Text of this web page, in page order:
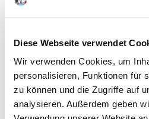
Diese Webseite verwendet
Wir verwenden Cookies, um
personalisieren, Funktionen für
zu können und die Zugriffe auf
analysieren. Außerdem geben
BEEF STEAKS
Verhalten Ihres Hundes zu verstärken.
verwöhnen und ihm jeden Tag Liebe
Zusammensetzung
- Rindfleisch 95%
- ohne Zusatz von Getreide oder Zucker